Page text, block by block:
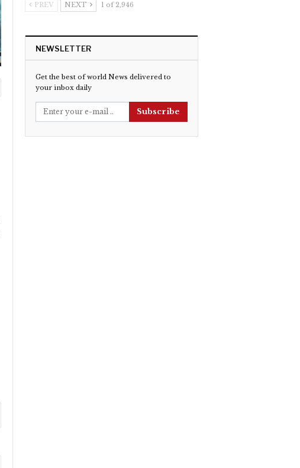
PREV NEXT 1 of 2,946
NEWSLETTER
Get the best of world News delivered to
your inbox daily
Subscribe